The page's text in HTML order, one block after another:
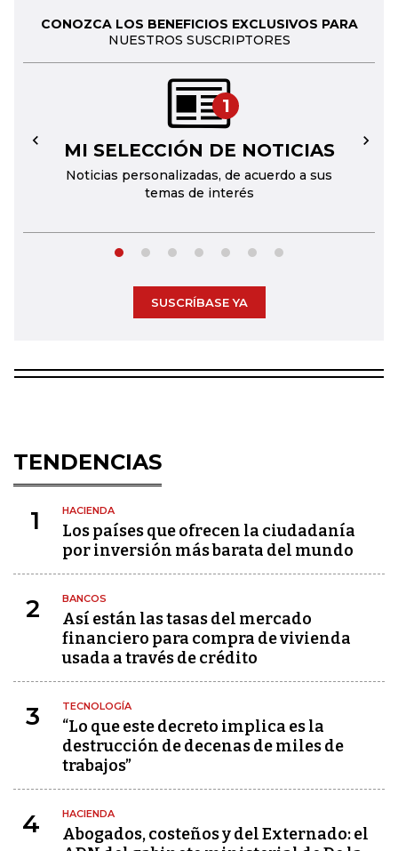
CONOZCA LOS BENEFICIOS EXCLUSIVOS PARA
NUESTROS SUSCRIPTORES
1
MI SELECCIÓN DE NOTICIAS
Noticias personalizadas, de acuerdo a sus
temas de interés
← →
SUSCRÍBASE YA
TENDENCIAS
1 HACIENDA
Los países que ofrecen la ciudadanía
por inversión más barata del mundo
2 BANCOS
Así están las tasas del mercado
financiero para compra de vivienda
usada a través de crédito
3 TECNOLOGÍA
“Lo que este decreto implica es la
destrucción de decenas de miles de
trabajos”
4 HACIENDA
Abogados, costeños y del Externado: el